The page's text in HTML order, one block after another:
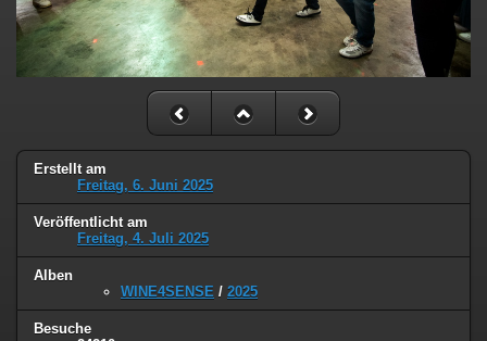
Erstellt am
Freitag, 6. Juni 2025
Veröffentlicht am
Freitag, 4. Juli 2025
Alben
WINE4SENSE / 2025
Besuche